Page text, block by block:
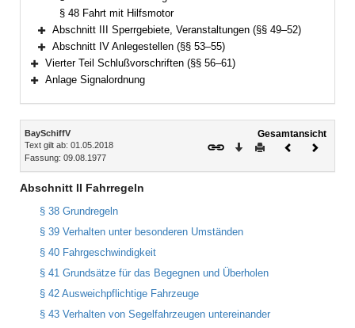
§ 48 Fahrt mit Hilfsmotor
Bereich erweitern
Abschnitt III Sperrgebiete, Veranstaltungen (§§ 49–52)
Bereich erweitern
Abschnitt IV Anlegestellen (§§ 53–55)
Bereich erweitern
Vierter Teil Schlußvorschriften (§§ 56–61)
Anlage Signalordnung
Inhalt
BaySchiffV
Text gilt ab: 01.05.2018
Fassung: 09.08.1977
Gesamtansicht
Download
DruckenVorheriges
Abschnitt II Fahrregeln
§ 38 Grundregeln
§ 39 Verhalten unter besonderen Umständen
§ 40 Fahrgeschwindigkeit
§ 41 Grundsätze für das Begegnen und Überholen
§ 42 Ausweichpflichtige Fahrzeuge
§ 43 Verhalten von Segelfahrzeugen untereinander